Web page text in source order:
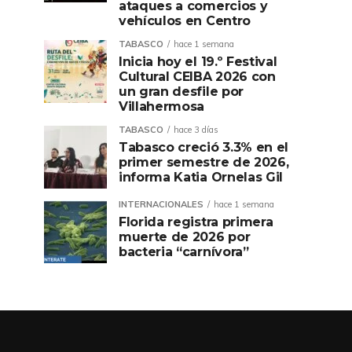
ataques a comercios y
vehículos en Centro
TABASCO hace 1 semana
Inicia hoy el 19.º Festival
Cultural CEIBA 2026 con
un gran desfile por
Villahermosa
TABASCO hace 3 días
Tabasco creció 3.3% en el
primer semestre de 2026,
informa Katia Ornelas Gil
INTERNACIONALES hace 1 semana
Florida registra primera
muerte de 2026 por
bacteria “carnívora”